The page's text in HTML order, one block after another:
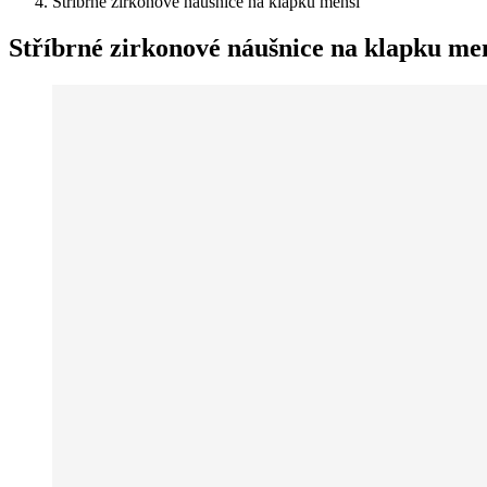
Stříbrné zirkonové náušnice na klapku